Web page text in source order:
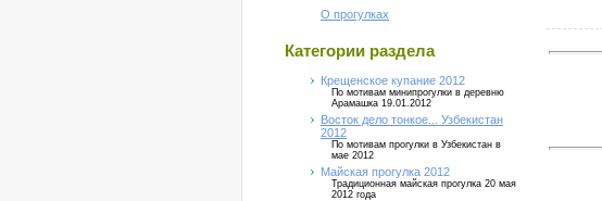
О прогулках
Категории раздела
Крещенское купание 2012
По мотивам минипрогулки в деревню
Арамашка 19.01.2012
Восток дело тонкое... Узбекистан
2012
По мотивам прогулки в Узбекистан в
мае 2012
Майская прогулка 2012
Традиционная майская прогулка 20 мая
2012 года